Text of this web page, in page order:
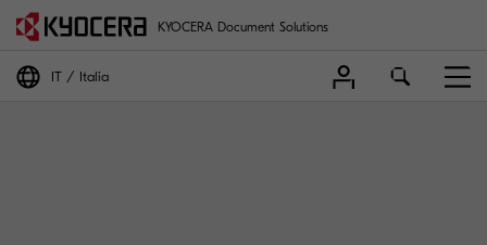
KYOCERA Document Solutions
IT Italia